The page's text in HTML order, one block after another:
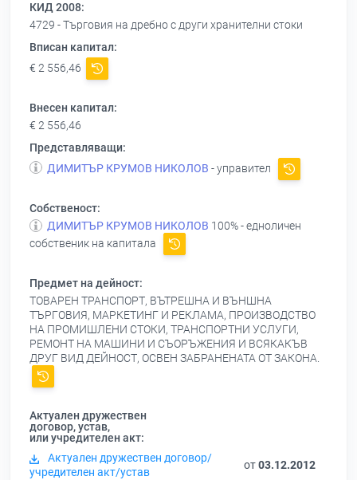
КИД 2008:
4729 - Търговия на дребно с други хранителни стоки
Вписан капитал:
€ 2 556,46
Внесен капитал:
€ 2 556,46
Представляващи:
ДИМИТЪР КРУМОВ НИКОЛОВ - управител
Собственост:
ДИМИТЪР КРУМОВ НИКОЛОВ 100% - едноличен
собственик на капитала
Предмет на дейност:
ТОВАРЕН ТРАНСПОРТ, ВЪТРЕШНА И ВЪНШНА
ТЪРГОВИЯ, МАРКЕТИНГ И РЕКЛАМА, ПРОИЗВОДСТВО
НА ПРОМИШЛЕНИ СТОКИ, ТРАНСПОРТНИ УСЛУГИ,
РЕМОНТ НА МАШИНИ И СЪОРЪЖЕНИЯ И ВСЯКАКЪВ
ДРУГ ВИД ДЕЙНОСТ, ОСВЕН ЗАБРАНЕНАТА ОТ ЗАКОНА.
Актуален дружествен
договор, устав,
или учредителен акт:
Актуален дружествен договор/
учредителен акт/устав
от03.12.2012